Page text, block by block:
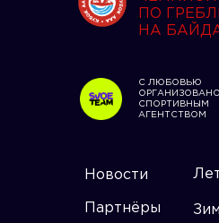
ПО
НА
С ЛЮБОВЬЮ
ОРГАНИЗОВАНО
СПОРТИВНЫМ
АГЕНТСТВОМ
Новости
Партнёры